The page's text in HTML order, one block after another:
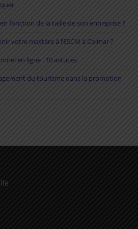
fonction de la taille de son entreprise ?
votre mastère à l’ESCM à Colmar ?
en ligne : 10 astuces
du tourisme dans la promotion